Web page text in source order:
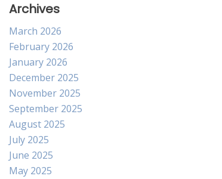
Archives
March 2026
February 2026
January 2026
December 2025
November 2025
September 2025
August 2025
July 2025
June 2025
May 2025